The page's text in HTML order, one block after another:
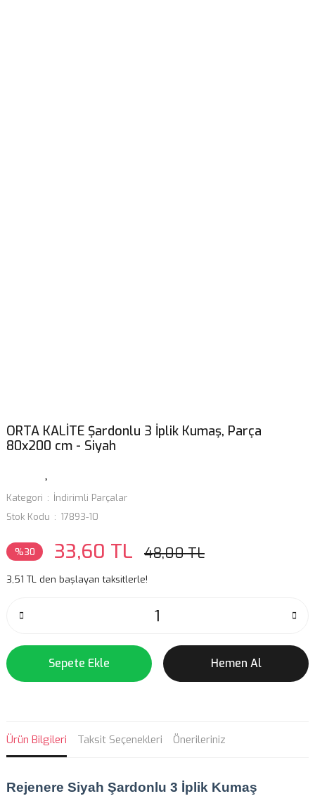
ORTA KALİTE Şardonlu 3 İplik Kumaş, Parça
80x200 cm - Siyah
Kategori
İndirimli Parçalar
Stok Kodu
17893-10
%30 33,60 TL 48,00 TL
3,51 TL den başlayan taksitlerle!
Sepete Ekle Hemen Al
Ürün Bilgileri Taksit Seçenekleri Önerileriniz
Rejenere Siyah Şardonlu 3 İplik Kumaş